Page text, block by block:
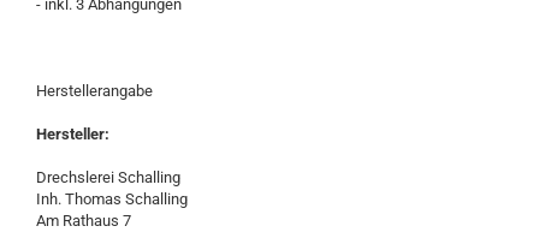
- inkl. 3 Abhängungen
Herstellerangabe
Hersteller:
Drechslerei Schalling
Inh. Thomas Schalling
Am Rathaus 7